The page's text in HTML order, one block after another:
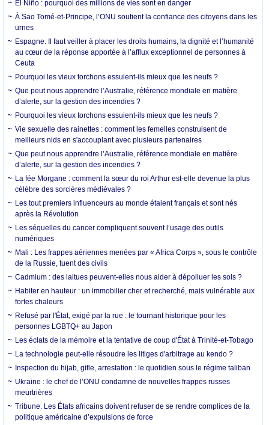
El Niño : pourquoi des millions de vies sont en danger
À Sao Tomé-et-Principe, l’ONU soutient la confiance des citoyens dans les
urnes
Espagne. Il faut veiller à placer les droits humains, la dignité et l’humanité
au cœur de la réponse apportée à l’afflux exceptionnel de personnes à
Ceuta
Pourquoi les vieux torchons essuient-ils mieux que les neufs ?
Que peut nous apprendre l’Australie, référence mondiale en matière
d’alerte, sur la gestion des incendies ?
Pourquoi les vieux torchons essuient-ils mieux que les neufs ?
Vie sexuelle des rainettes : comment les femelles construisent de
meilleurs nids en s'accouplant avec plusieurs partenaires
Que peut nous apprendre l’Australie, référence mondiale en matière
d’alerte, sur la gestion des incendies ?
La fée Morgane : comment la sœur du roi Arthur est-elle devenue la plus
célèbre des sorcières médiévales ?
Les tout premiers influenceurs au monde étaient français et sont nés
après la Révolution
Les séquelles du cancer compliquent souvent l’usage des outils
numériques
Mali : Les frappes aériennes menées par « Africa Corps », sous le contrôle
de la Russie, tuent des civils
Cadmium : des laitues peuvent-elles nous aider à dépolluer les sols ?
Habiter en hauteur : un immobilier cher et recherché, mais vulnérable aux
fortes chaleurs
Refusé par l'État, exigé par la rue : le tournant historique pour les
personnes LGBTQ+ au Japon
Les éclats de la mémoire et la tentative de coup d'État à Trinité-et-Tobago
La technologie peut-elle résoudre les litiges d'arbitrage au kendo ?
Inspection du hijab, gifle, arrestation : le quotidien sous le régime taliban
Ukraine : le chef de l’ONU condamne de nouvelles frappes russes
meurtrières
Tribune. Les États africains doivent refuser de se rendre complices de la
politique américaine d’expulsions de force